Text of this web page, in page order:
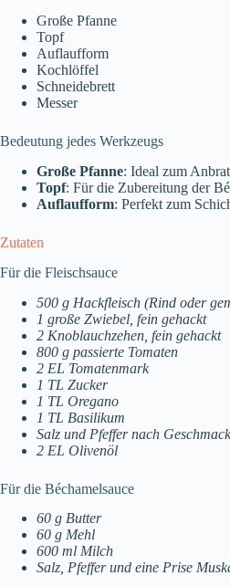
Große Pfanne
Topf
Auflaufform
Kochlöffel
Schneidebrett
Messer
Bedeutung jedes Werkzeugs
Große Pfanne: Ideal zum
Topf: Für die Zubereitung der
Auflaufform: Perfekt zum
Zutaten
Für die Fleischsauce
500 g Hackfleisch (Rind oder
1 große Zwiebel, fein gehackt
2 Knoblauchzehen, fein gehackt
800 g passierte Tomaten
2 EL Tomatenmark
1 TL Zucker
1 TL Oregano
1 TL Basilikum
Salz und Pfeffer nach Geschmack
2 EL Olivenöl
Für die Béchamelsauce
60 g Butter
60 g Mehl
600 ml Milch
Salz, Pfeffer und eine Prise